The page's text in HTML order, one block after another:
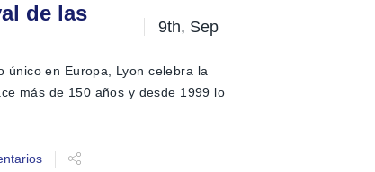
de las
9th, Sep
único en Europa, Lyon celebra la
más de 150 años y desde 1999 lo